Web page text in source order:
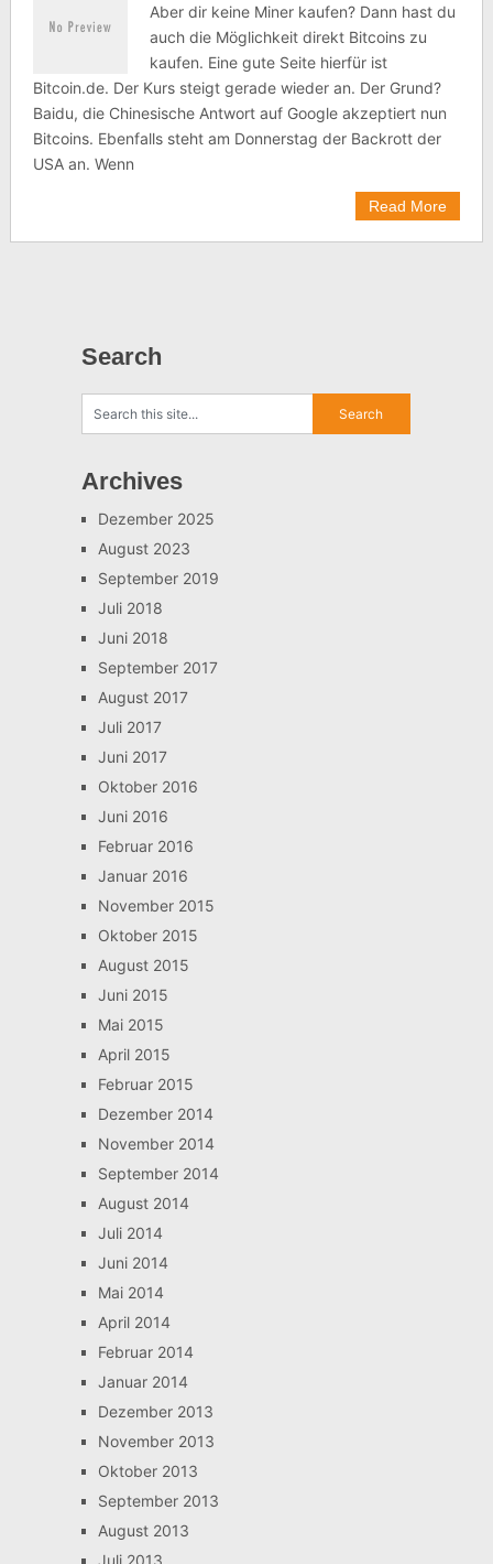
Aber dir keine Miner kaufen? Dann hast du
auch die Möglichkeit direkt Bitcoins zu
kaufen. Eine gute Seite hierfür ist
Bitcoin.de. Der Kurs steigt gerade wieder an. Der Grund?
Baidu, die Chinesische Antwort auf Google akzeptiert nun
Bitcoins. Ebenfalls steht am Donnerstag der Backrott der
USA an. Wenn
Read More
Search
Archives
Dezember 2025
August 2023
September 2019
Juli 2018
Juni 2018
September 2017
August 2017
Juli 2017
Juni 2017
Oktober 2016
Juni 2016
Februar 2016
Januar 2016
November 2015
Oktober 2015
August 2015
Juni 2015
Mai 2015
April 2015
Februar 2015
Dezember 2014
November 2014
September 2014
August 2014
Juli 2014
Juni 2014
Mai 2014
April 2014
Februar 2014
Januar 2014
Dezember 2013
November 2013
Oktober 2013
September 2013
August 2013
Juli 2013